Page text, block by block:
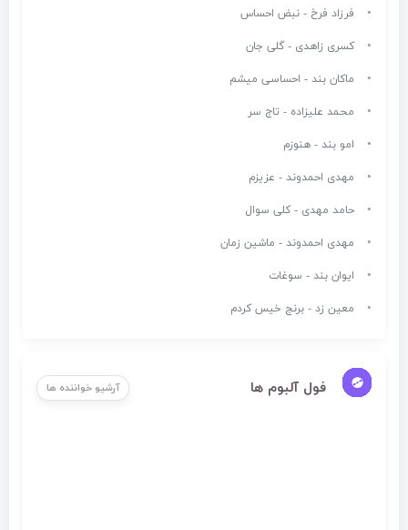
فرزاد فرخ - نبض احساس
کسری زاهدی - گلی جان
ماکان بند - احساسی میشم
محمد علیزاده - تاج سر
امو بند - هنوزم
مهدی احمدوند - عزیزم
حامد مهدی - کلی سوال
مهدی احمدوند - ماشین زمان
ایوان بند - سوغات
معین زد - برنج خیس کردم
فول آلبوم ها آرشیو خواننده ها